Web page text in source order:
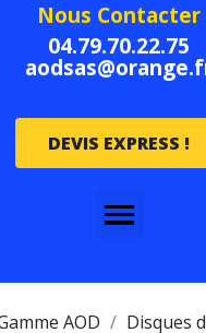
Nous Contacter
04.79.70.22.75
DEVIS EXPRESS !
AOD
Disques